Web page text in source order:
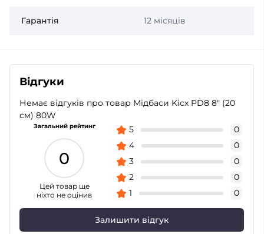
Гарантія 12 місяців
Відгуки
Немає відгуків про товар Мідбаси Kicx PD8 8″ (20
см) 80W
Загальний рейтинг
0
Цей товар ще
ніхто не оцінив
5
0
4
0
3
0
2
0
1
0
Залишити відгук